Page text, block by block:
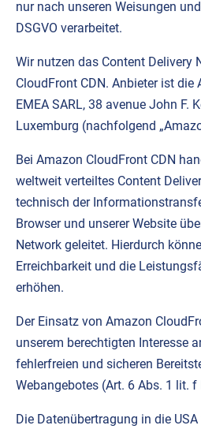
nur nach unseren Weisungen
DSGVO verarbeitet.
Wir nutzen das Content Delivery
CloudFront CDN. Anbieter ist die
EMEA SARL, 38 avenue John F.
Luxemburg (nachfolgend
Bei Amazon CloudFront CDN
weltweit verteiltes Content
technisch der
Browser und unserer Website
Network geleitet. Hierdurch
Erreichbarkeit und die
erhöhen.
Der Einsatz von Amazon
unserem berechtigten Interesse
fehlerfreien und sicheren
Webangebotes (Art. 6 Abs. 1 lit. f
Die Datenübertragung in die